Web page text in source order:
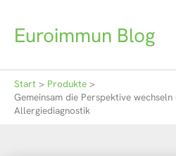
springenEuroimmun Blog
Start
Produkte
Gemeinsam die Perspektive
Allergiediagnostik